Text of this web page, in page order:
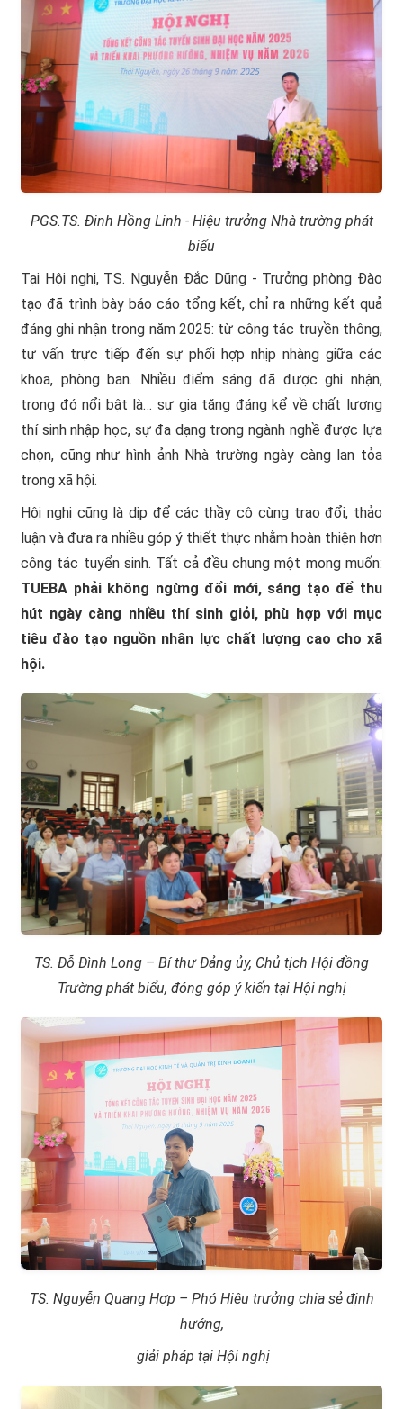
PGS.TS. Đinh Hồng Linh - Hiệu trưởng Nhà trường phát
biểu
Tại Hội nghị, TS. Nguyễn Đắc Dũng - Trưởng phòng Đào
tạo đã trình bày báo cáo tổng kết, chỉ ra những kết quả
đáng ghi nhận trong năm 2025: từ công tác truyền thông,
tư vấn trực tiếp đến sự phối hợp nhịp nhàng giữa các
khoa, phòng ban. Nhiều điểm sáng đã được ghi nhận,
trong đó nổi bật là… sự gia tăng đáng kể về chất lượng
thí sinh nhập học, sự đa dạng trong ngành nghề được lựa
chọn, cũng như hình ảnh Nhà trường ngày càng lan tỏa
trong xã hội.
Hội nghị cũng là dịp để các thầy cô cùng trao đổi, thảo
luận và đưa ra nhiều góp ý thiết thực nhằm hoàn thiện hơn
công tác tuyển sinh. Tất cả đều chung một mong muốn:
TUEBA phải không ngừng đổi mới, sáng tạo để thu
hút ngày càng nhiều thí sinh giỏi, phù hợp với mục
tiêu đào tạo nguồn nhân lực chất lượng cao cho xã
hội.
TS. Đỗ Đình Long – Bí thư Đảng ủy, Chủ tịch Hội đồng
Trường phát biểu, đóng góp ý kiến tại Hội nghị
TS. Nguyễn Quang Hợp – Phó Hiệu trưởng chia sẻ định
hướng,
giải pháp tại Hội nghị